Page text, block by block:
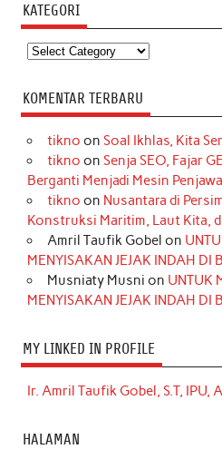
KATEGORI
Kategori
KOMENTAR TERBARU
tikno on Soal Ikhlas, Kita
tikno on Senja SEO, Fajar
Berganti Menjadi Mesin
tikno on Nusantara di
Konstruksi Maritim, Laut Kita,
Amril Taufik Gobel on
MENYISAKAN JEJAK INDAH DI
Musniaty Musni on UNTUK
MENYISAKAN JEJAK INDAH DI
MY LINKED IN PROFILE
Ir. Amril Taufik Gobel, S.T, IPU,
HALAMAN